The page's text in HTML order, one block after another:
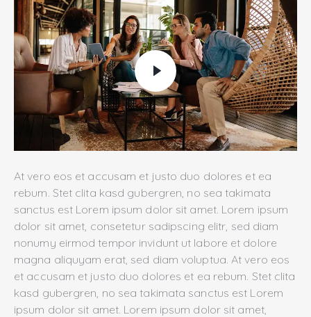
At vero eos et accusam et justo duo dolores et ea
rebum. Stet clita kasd gubergren, no sea takimata
sanctus est Lorem ipsum dolor sit amet. Lorem ipsum
dolor sit amet, consetetur sadipscing elitr, sed diam
nonumy eirmod tempor invidunt ut labore et dolore
magna aliquyam erat, sed diam voluptua. At vero eos
et accusam et justo duo dolores et ea rebum. Stet clita
kasd gubergren, no sea takimata sanctus est Lorem
ipsum dolor sit amet. Lorem ipsum dolor sit amet,